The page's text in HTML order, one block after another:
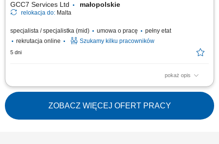
GCC7 Services Ltd małopolskie
relokacja do: Malta
specjalista / specjalistka (mid) umowa o pracę
pełny etat
rekrutacja online
Szukamy kilku pracowników
5 dni
pokaż opis
Twoje zadania: Prowadzenie rozmów telefonicznych z klientami
zainteresowanymi ofertą. Doradztwo oraz sprzedaż usług związanych z
edukacją finansową. Budowanie trwałych relacji z klientami i rozwijanie
współpracy z partnerami biznesowymi. Realizacja planów
sprzedażowych oraz dbanie o...
ZOBACZ WIĘCEJ OFERT PRACY